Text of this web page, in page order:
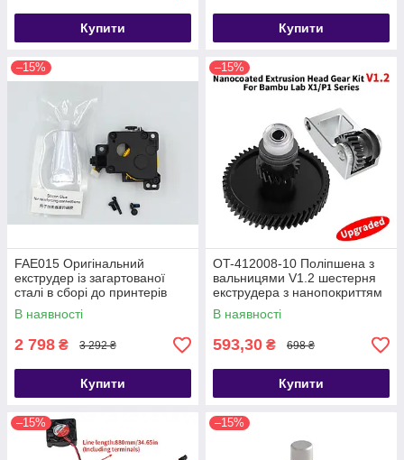
Купити Купити
–15%
FAE015 Оригінальний
екструдер із загартованої
сталі в сборі до принтерів
Bambu Lab X1
В наявності
2 798 ₴ 3 292 ₴
Купити
–15%
OT-412008-10 Поліпшена з
вальницями V1.2 шестерня
екструдера з нанопокриттям
в зборі до принтерів Bambu
Lab X1, P1 аналог FAE015
В наявності
593,30 ₴ 698 ₴
Купити
–15% –15%